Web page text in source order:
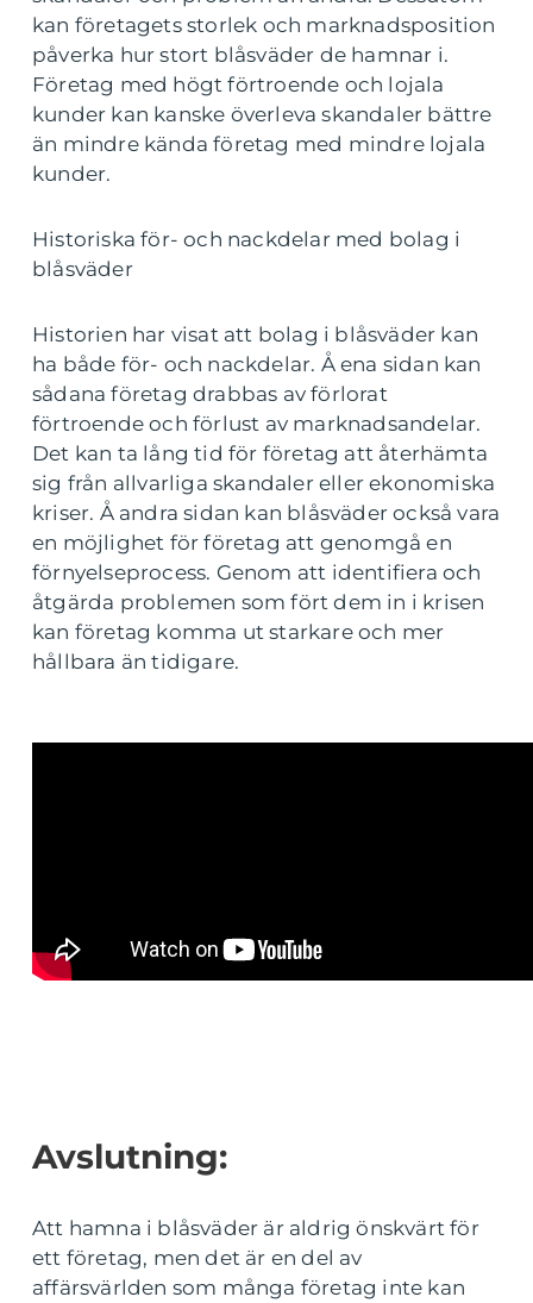
kan företagets storlek och marknadsposition
påverka hur stort blåsväder de hamnar i.
Företag med högt förtroende och lojala
kunder kan kanske överleva skandaler bättre
än mindre kända företag med mindre lojala
kunder.
Historiska för- och nackdelar med bolag i
blåsväder
Historien har visat att bolag i blåsväder kan
ha både för- och nackdelar. Å ena sidan kan
sådana företag drabbas av förlorat
förtroende och förlust av marknadsandelar.
Det kan ta lång tid för företag att återhämta
sig från allvarliga skandaler eller ekonomiska
kriser. Å andra sidan kan blåsväder också vara
en möjlighet för företag att genomgå en
förnyelseprocess. Genom att identifiera och
åtgärda problemen som fört dem in i krisen
kan företag komma ut starkare och mer
hållbara än tidigare.
Avslutning:
Att hamna i blåsväder är aldrig önskvärt för
ett företag, men det är en del av
affärsvärlden som många företag inte kan